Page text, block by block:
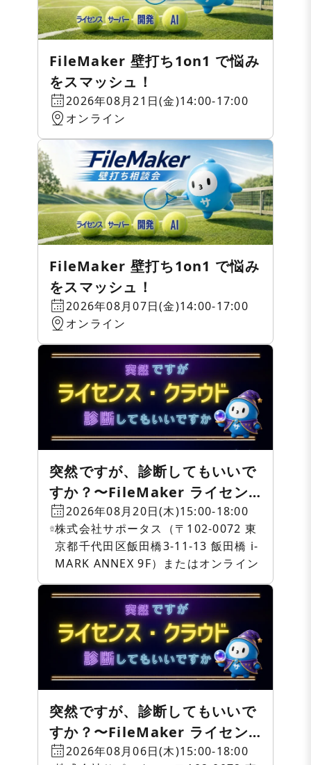
FileMaker 壁打ち1on1 で悩み
をスマッシュ！
2026年08月21日(金)14:00-17:00
オンライン
FileMaker 壁打ち1on1 で悩み
をスマッシュ！
2026年08月07日(金)14:00-17:00
オンライン
突然ですが、診断してもいいで
すか？〜FileMaker ライセン
ス・クラウド相談会〜
2026年08月20日(木)15:00-18:00
株式会社サポータス（〒102-0072 東
京都千代田区飯田橋3-11-13 飯田橋 i-
MARK ANNEX 9F）またはオンライン
突然ですが、診断してもいいで
すか？〜FileMaker ライセン
ス・クラウド相談会〜
2026年08月06日(木)15:00-18:00